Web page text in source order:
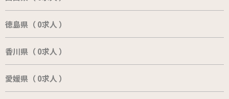
徳島県（ 0求人 ）
香川県（ 0求人 ）
愛媛県（ 0求人 ）